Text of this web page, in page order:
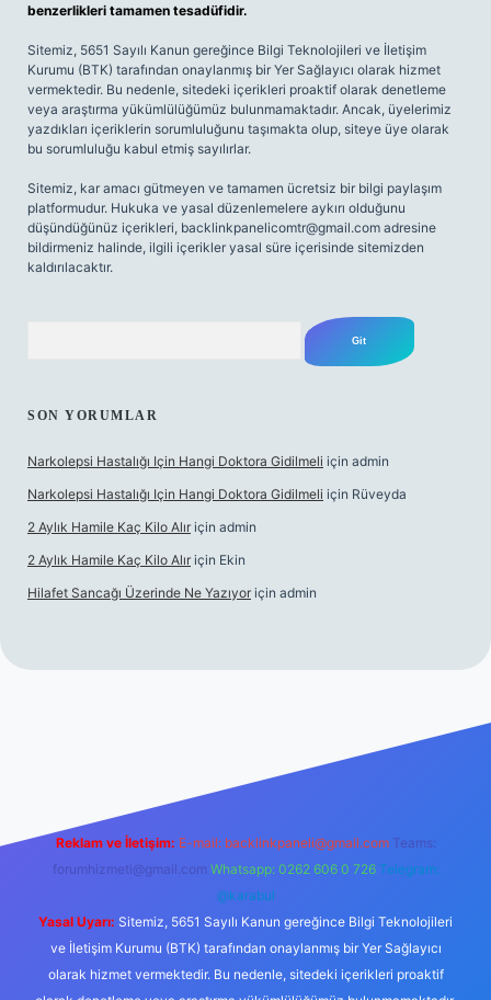
benzerlikleri tamamen tesadüfidir.
Sitemiz, 5651 Sayılı Kanun gereğince Bilgi Teknolojileri ve İletişim
Kurumu (BTK) tarafından onaylanmış bir Yer Sağlayıcı olarak hizmet
vermektedir. Bu nedenle, sitedeki içerikleri proaktif olarak denetleme
veya araştırma yükümlülüğümüz bulunmamaktadır. Ancak, üyelerimiz
yazdıkları içeriklerin sorumluluğunu taşımakta olup, siteye üye olarak
bu sorumluluğu kabul etmiş sayılırlar.
Sitemiz, kar amacı gütmeyen ve tamamen ücretsiz bir bilgi paylaşım
platformudur. Hukuka ve yasal düzenlemelere aykırı olduğunu
düşündüğünüz içerikleri, backlinkpanelicomtr@gmail.com adresine
bildirmeniz halinde, ilgili içerikler yasal süre içerisinde sitemizden
kaldırılacaktır.
SON YORUMLAR
Narkolepsi Hastalığı Için Hangi Doktora Gidilmeli için admin
Narkolepsi Hastalığı Için Hangi Doktora Gidilmeli için Rüveyda
2 Aylık Hamile Kaç Kilo Alır için admin
2 Aylık Hamile Kaç Kilo Alır için Ekin
Hilafet Sancağı Üzerinde Ne Yazıyor için admin
Reklam ve İletişim: E-mail: backlinkpaneli@gmail.com Teams:
forumhizmeti@gmail.com Whatsapp: 0262 606 0 726 Telegram:
@karabul
Yasal Uyarı: Sitemiz, 5651 Sayılı Kanun gereğince Bilgi Teknolojileri
ve İletişim Kurumu (BTK) tarafından onaylanmış bir Yer Sağlayıcı
olarak hizmet vermektedir. Bu nedenle, sitedeki içerikleri proaktif